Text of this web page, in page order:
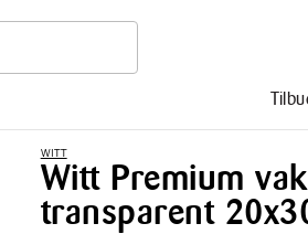
WITT
Witt Premium
transparent